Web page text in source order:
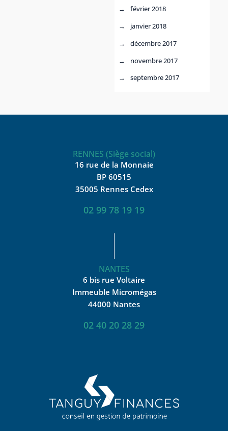
février 2018
janvier 2018
décembre 2017
novembre 2017
septembre 2017
RENNES (Siège social)
16 rue de la Monnaie
BP 60515
35005 Rennes Cedex
02 99 78 19 19
NANTES
6 bis rue Voltaire
Immeuble Micromégas
44000 Nantes
02 40 20 28 29